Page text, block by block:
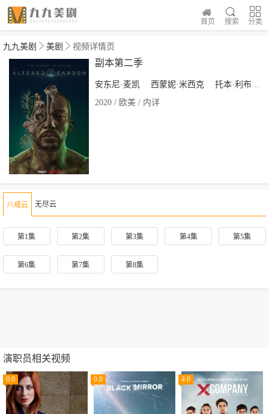
分类
搜索
首页
九九美剧 美剧 视频详情页
副本第二季
安东尼·麦凯 西蒙妮·米西克
托本·利布雷
2020 / 欧美 / 内详
八戒云 无尽云
第1集 第2集 第3集 第4集 第5集
第6集 第7集 第8集
演职员相关视频
0.0 0.0 4.0